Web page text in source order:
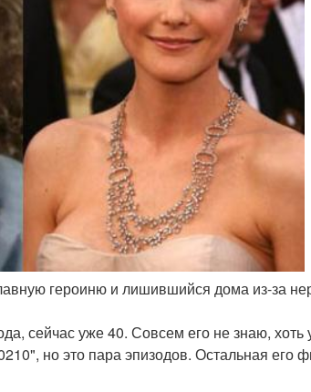
героиню и лишившийся дома из-за
сейчас уже 40. Совсем его не знаю, хоть
но это пара эпизодов. Остальная его